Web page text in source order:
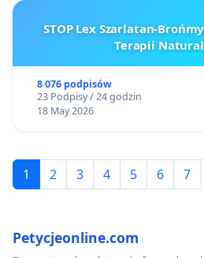
STOP Lex Szarlatan-
Terapii
8 076 podpisów
23 Podpisy / 24 godzin
18 May 2026
1 2 3 4 5 6 7
Petycjeonline.com